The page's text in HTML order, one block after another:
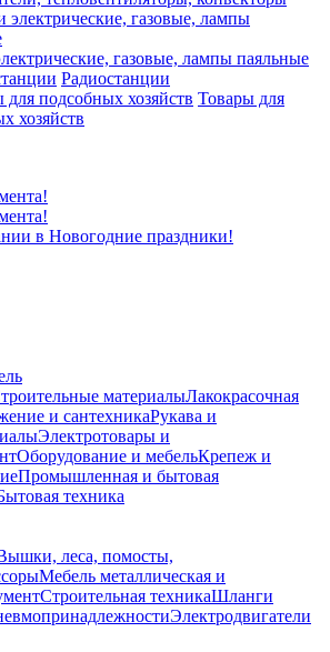
газовые, лампы паяльные
Радиостанции
Товары для
хозяйств
в Новогодние праздники!
материалыЛакокрасочная
и сантехникаРукава и
Электротовары и
Оборудование и мебельКрепеж и
Промышленная и бытовая
техника
леса, помосты,
Мебель металлическая и
Строительная техникаШланги
Электродвигатели